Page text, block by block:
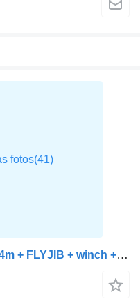
MAN TGA 18.430 Effer 20600 24m + FLYJIB + winch + long reach + Euro